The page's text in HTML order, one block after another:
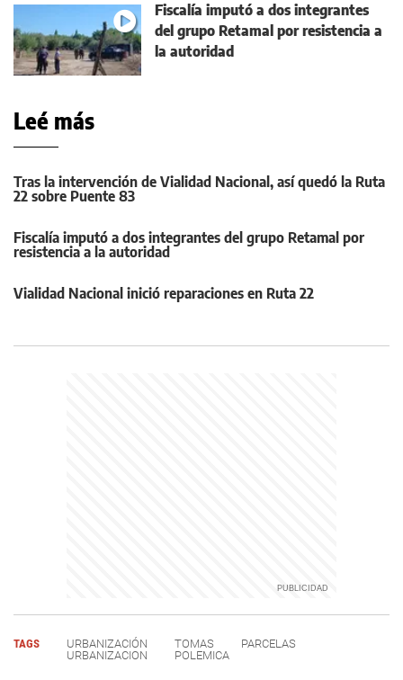
Fiscalía imputó a dos integrantes
del grupo Retamal por resistencia a
la autoridad
Leé más
Tras la intervención de Vialidad Nacional, así quedó la Ruta
22 sobre Puente 83
Fiscalía imputó a dos integrantes del grupo Retamal por
resistencia a la autoridad
Vialidad Nacional inició reparaciones en Ruta 22
TAGS URBANIZACIÓN TOMAS
PARCELAS
URBANIZACION
POLEMICA